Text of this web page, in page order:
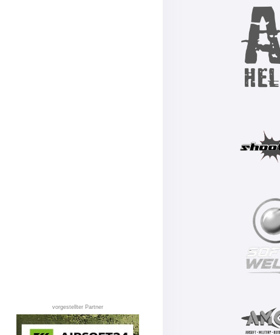
vorgestellter Partner